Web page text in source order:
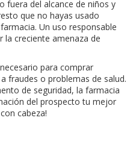
fuera del alcance de niños y
que no hayas usado
Un uso responsable
la creciente amenaza de
para comprar
fraudes o problemas de salud.
de seguridad, la farmacia
del prospecto tu mejor
cabeza!